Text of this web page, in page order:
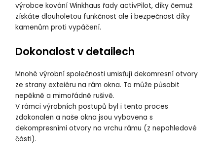
výrobce kování Winkhaus řady activPilot, díky čemuž
získáte dlouholetou funkčnost ale i bezpečnost díky
kamenům proti vypáčení.
Dokonalost v detailech
Mnohé výrobní společnosti umisťují dekomresní otvory
ze strany exteiéru na rám okna. To může působit
nepěkně a mimořádně rušivě.
V rámci výrobních postupů byl i tento proces
zdokonalen a naše okna jsou vybavena s
dekompresními otvory na vrchu rámu (z nepohledové
části).